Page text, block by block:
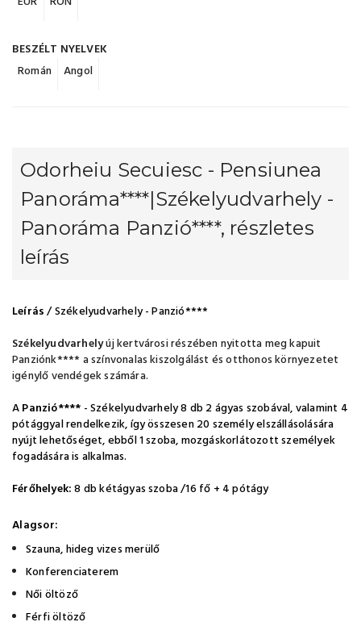
BESZÉLT NYELVEK
Román
Angol
Odorheiu Secuiesc - Pensiunea
Panoráma****|Székelyudvarhely -
Panoráma Panzió****, részletes
leírás
Leírás/ Székelyudvarhely - Panzió****
Székelyudvarhelyúj kertvárosi részében nyitotta meg kapuit
Panziónk**** a színvonalas kiszolgálást és otthonos környezetet
igénylő vendégek számára.
APanzió**** - Székelyudvarhely8 db 2 ágyas szobával, valamint 4
pótággyal rendelkezik, így összesen 20 személy elszállásolására
nyújt lehetőséget, ebből 1 szoba, mozgáskorlátozott személyek
fogadására is alkalmas.
Férőhelyek:8 db kétágyas szoba /16 fő + 4 pótágy
Alagsor:
Szauna, hideg vizes merülő
Konferenciaterem
Női öltöző
Férfi öltöző